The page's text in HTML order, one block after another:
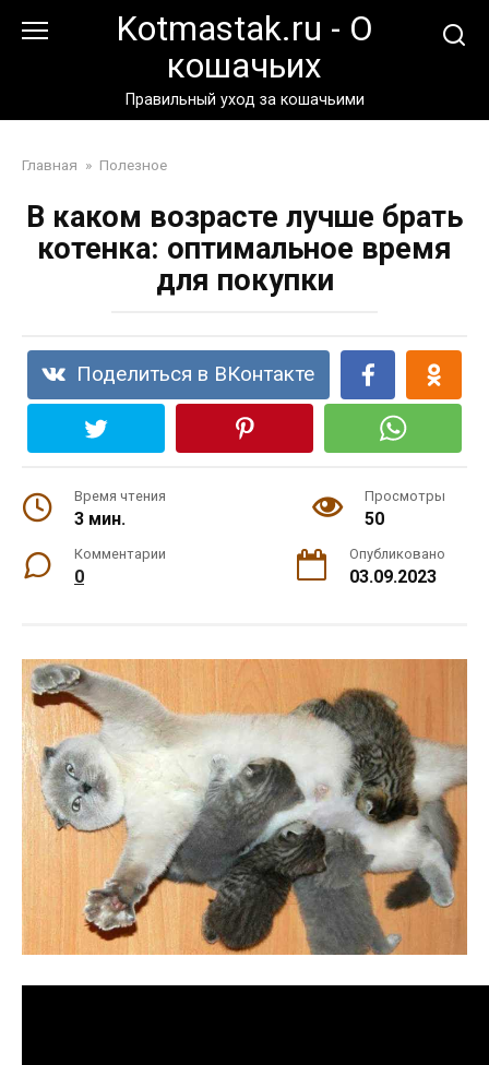
Kotmastak.ru - О
кошачьих
Правильный уход за кошачьими
Главная » Полезное
В каком возрасте лучше брать
котенка: оптимальное время
для покупки
Поделиться в ВКонтакте
Время чтения
3 мин.
Просмотры
50
Комментарии
0
Опубликовано
03.09.2023